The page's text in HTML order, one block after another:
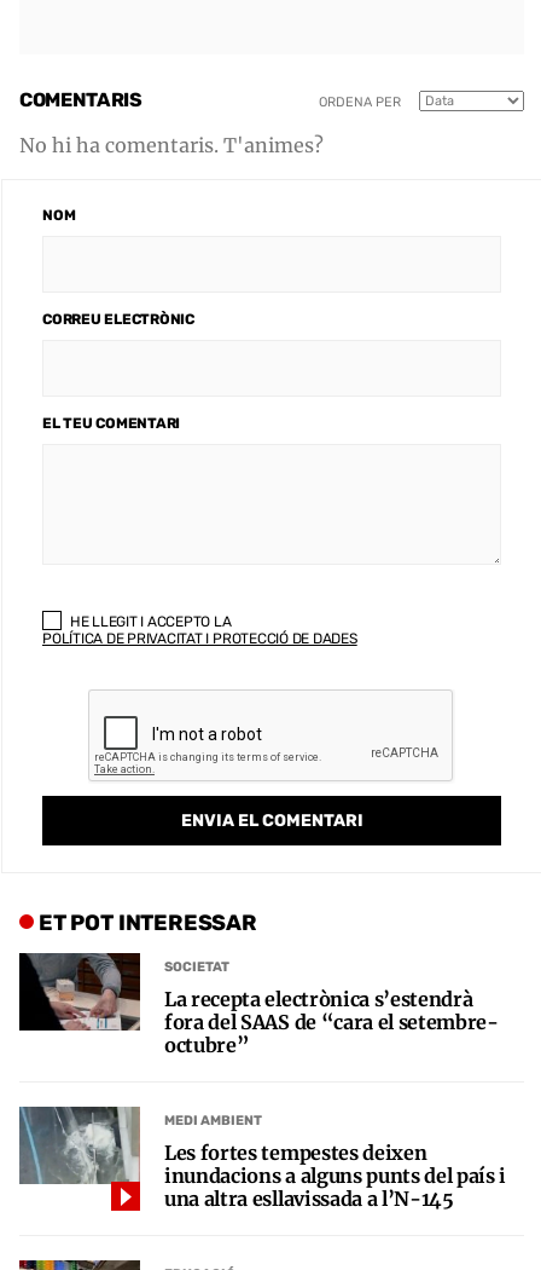
COMENTARIS ORDENA PER
No hi ha comentaris. T'animes?
NOM
CORREU ELECTRÒNIC
EL TEU COMENTARI
HE LLEGIT I ACCEPTO LA
POLÍTICA DE PRIVACITAT I PROTECCIÓ DE DADES
ET POT INTERESSAR
SOCIETAT
La recepta electrònica s’estendrà
fora del SAAS de “cara el setembre-
octubre”
MEDI AMBIENT
Les fortes tempestes deixen
inundacions a alguns punts del país i
una altra esllavissada a l’N-145